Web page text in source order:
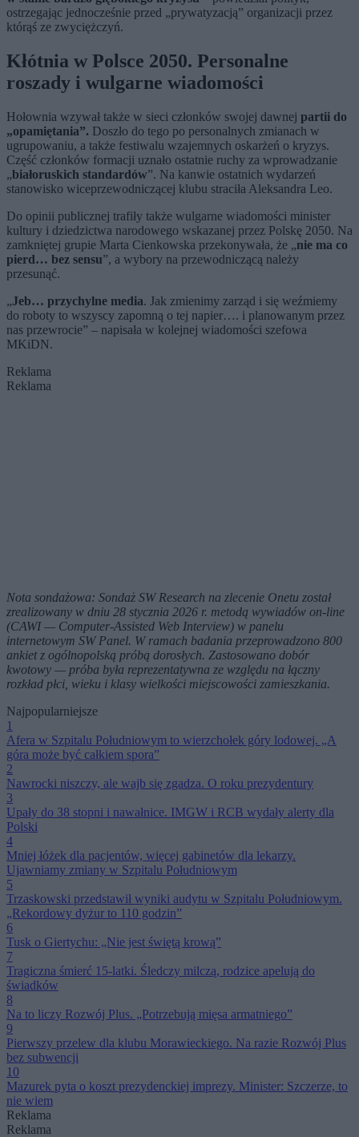
ostrzegając jednocześnie przed „prywatyzacją” organizacji przez
którąś ze zwyciężczyń.
Kłótnia w Polsce 2050. Personalne
roszady i wulgarne wiadomości
Hołownia wzywał także w sieci członków swojej dawnej partii do
„opamiętania”. Doszło do tego po personalnych zmianach w
ugrupowaniu, a także festiwalu wzajemnych oskarżeń o kryzys.
Część członków formacji uznało ostatnie ruchy za wprowadzanie
„białoruskich standardów”. Na kanwie ostatnich wydarzeń
stanowisko wiceprzewodniczącej klubu straciła Aleksandra Leo.
Do opinii publicznej trafiły także wulgarne wiadomości minister
kultury i dziedzictwa narodowego wskazanej przez Polskę 2050. Na
zamkniętej grupie Marta Cienkowska przekonywała, że „nie ma co
pierd… bez sensu”, a wybory na przewodniczącą należy
przesunąć.
„Jeb… przychylne media. Jak zmienimy zarząd i się weźmiemy
do roboty to wszyscy zapomną o tej napier…. i planowanym przez
nas przewrocie” – napisała w kolejnej wiadomości szefowa
MKiDN.
Reklama
Reklama
Nota sondażowa: Sondaż SW Research na zlecenie Onetu został
zrealizowany w dniu 28 stycznia 2026 r. metodą wywiadów on-line
(CAWI — Computer-Assisted Web Interview) w panelu
internetowym SW Panel. W ramach badania przeprowadzono 800
ankiet z ogólnopolską próbą dorosłych. Zastosowano dobór
kwotowy — próba była reprezentatywna ze względu na łączny
rozkład płci, wieku i klasy wielkości miejscowości zamieszkania.
Najpopularniejsze
1
Afera w Szpitalu Południowym to wierzchołek góry lodowej. „A
góra może być całkiem spora”
2
Nawrocki niszczy, ale wajb się zgadza. O roku prezydentury
3
Upały do 38 stopni i nawałnice. IMGW i RCB wydały alerty dla
Polski
4
Mniej łóżek dla pacjentów, więcej gabinetów dla lekarzy.
Ujawniamy zmiany w Szpitalu Południowym
5
Trzaskowski przedstawił wyniki audytu w Szpitalu Południowym.
„Rekordowy dyżur to 110 godzin”
6
Tusk o Giertychu: „Nie jest świętą krową”
7
Tragiczna śmierć 15-latki. Śledczy milczą, rodzice apelują do
świadków
8
Na to liczy Rozwój Plus. „Potrzebują mięsa armatniego”
9
Pierwszy przelew dla klubu Morawieckiego. Na razie Rozwój Plus
bez subwencji
10
Mazurek pyta o koszt prezydenckiej imprezy. Minister: Szczerze, to
nie wiem
Reklama
Reklama